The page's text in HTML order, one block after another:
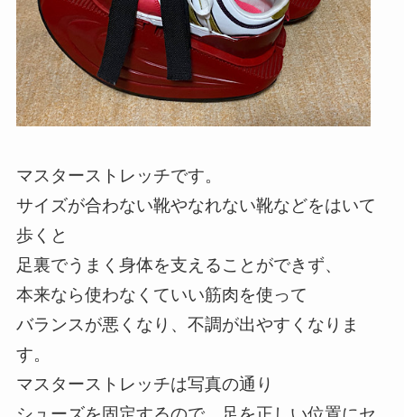
マスターストレッチです。
サイズが合わない靴やなれない靴などをはいて
歩くと
足裏でうまく身体を支えることができず、
本来なら使わなくていい筋肉を使って
バランスが悪くなり、不調が出やすくなりま
す。
マスターストレッチは写真の通り